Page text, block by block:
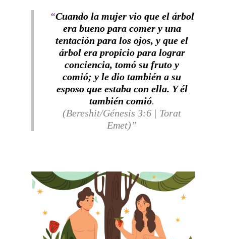
“Cuando la mujer vio que el árbol
era bueno para comer y una
tentación para los ojos, y que el
árbol era propicio para lograr
conciencia, tomó su fruto y
comió; y le dio también a su
esposo que estaba con ella. Y él
también comió.
(Bereshit/Génesis 3:6 | Torat
Emet)